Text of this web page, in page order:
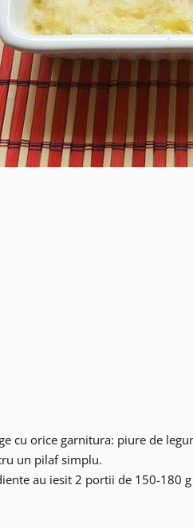
cu orice garnitura: piure de
un pilaf simplu.
au iesit 2 portii de 150-180